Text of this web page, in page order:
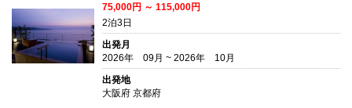
75,000円 ～ 115,000円
2泊3日
出発月
2026年 09月 ~ 2026年 10月
出発地
大阪府 京都府